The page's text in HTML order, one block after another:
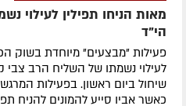
מאות הניחו תפילין לעילוי
הי”ד
פעילות "מבצעים" מיוחדת בשוק
לעילוי נשמתו של השליח הרב צבי
שיחול ביום ראשון. בפעילות
כאשר אביו סייע להמונים להניח